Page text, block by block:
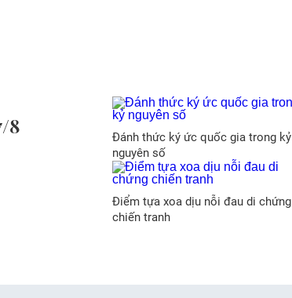
8
Đánh thức ký ức quốc gia trong kỷ
nguyên số
Điểm tựa xoa dịu nỗi đau di chứng
chiến tranh